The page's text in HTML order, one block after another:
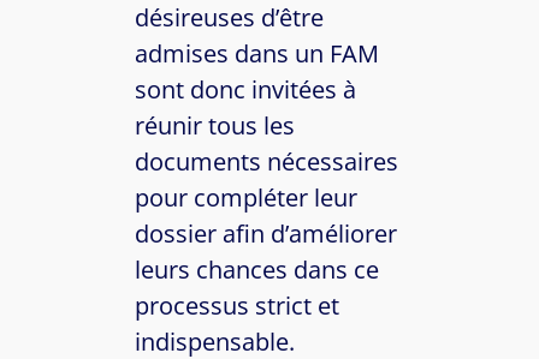
désireuses d’être
admises dans un FAM
sont donc invitées à
réunir tous les
documents nécessaires
pour compléter leur
dossier afin d’améliorer
leurs chances dans ce
processus strict et
indispensable.